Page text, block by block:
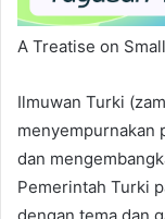
A Treatise on
Ilmuwan Turki
menyempurnakan
dan
Pemerintah Turki